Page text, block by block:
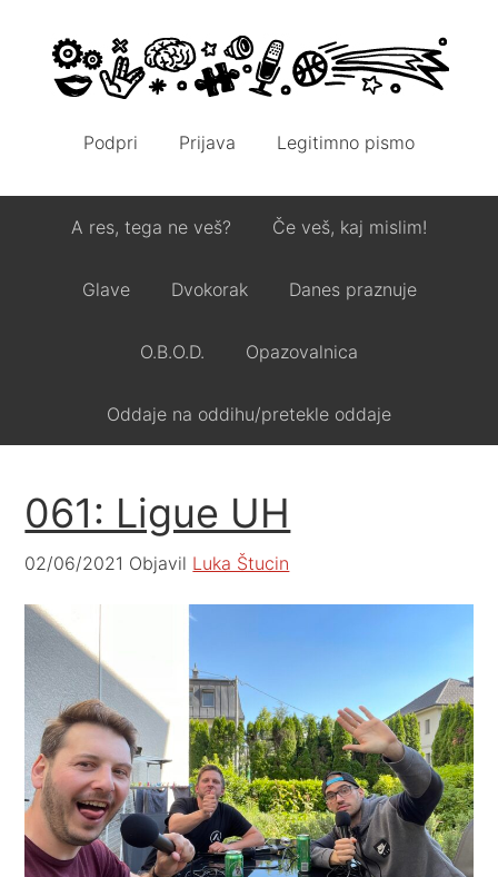
Podpri Prijava Legitimno pismo
A res, tega ne veš? Če veš, kaj mislim!
Glave Dvokorak Danes praznuje
O.B.O.D. Opazovalnica
Oddaje na oddihu/pretekle oddaje
061: Ligue UH
02/06/2021 Objavil Luka Štucin